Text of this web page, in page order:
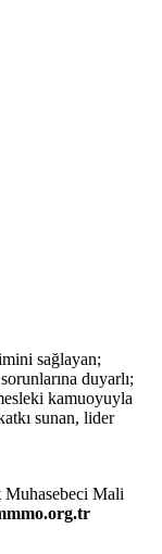
sağlayan;
duyarlı;
kamuoyuyla
sunan, lider
Mali